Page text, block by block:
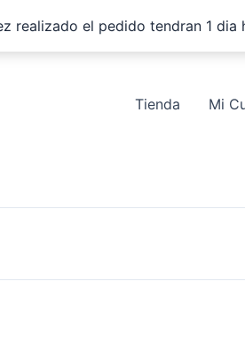
realizado el pedido tendran 1 dia
Tienda Mi